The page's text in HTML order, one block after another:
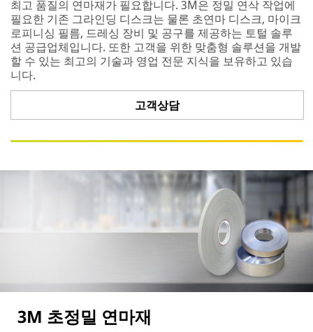
최고 품질의 연마재가 필요합니다. 3M은 정밀 연삭 작업에
필요한 기존 그라인딩 디스크는 물론 초연마 디스크, 마이크
로피니싱 필름, 드레싱 장비 및 공구를 제공하는 토털 솔루
션 공급업체입니다. 또한 고객을 위한 맞춤형 솔루션을 개발
할 수 있는 최고의 기술과 영업 전문 지식을 보유하고 있습
니다.
고객상담
3M 초정밀 연마재